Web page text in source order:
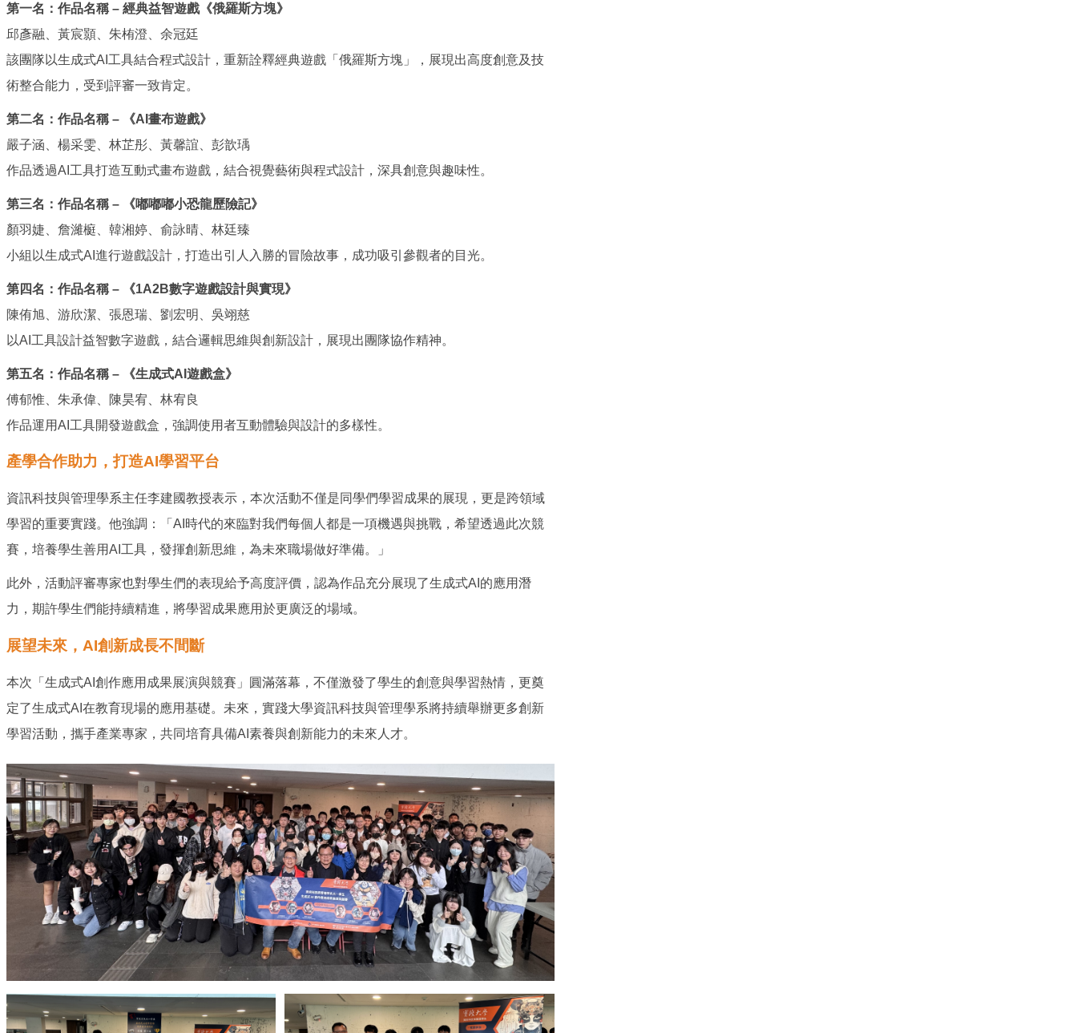
第一名：作品名稱 – 經典益智遊戲《俄羅斯方塊》
邱彥融、黃宸顥、朱栯澄、余冠廷
該團隊以生成式AI工具結合程式設計，重新詮釋經典遊戲「俄羅斯方塊」，展現出高度創意及技
術整合能力，受到評審一致肯定。
第二名：作品名稱 – 《AI畫布遊戲》
嚴子涵、楊采雯、林芷彤、黃馨誼、彭歆瑀
作品透過AI工具打造互動式畫布遊戲，結合視覺藝術與程式設計，深具創意與趣味性。
第三名：作品名稱 – 《嘟嘟嘟小恐龍歷險記》
顏羽婕、詹濰榳、韓湘婷、俞詠晴、林廷臻
小組以生成式AI進行遊戲設計，打造出引人入勝的冒險故事，成功吸引參觀者的目光。
第四名：作品名稱 – 《1A2B數字遊戲設計與實現》
陳侑旭、游欣潔、張恩瑞、劉宏明、吳翊慈
以AI工具設計益智數字遊戲，結合邏輯思維與創新設計，展現出團隊協作精神。
第五名：作品名稱 – 《生成式AI遊戲盒》
傅郁惟、朱承偉、陳昊宥、林宥良
作品運用AI工具開發遊戲盒，強調使用者互動體驗與設計的多樣性。
產學合作助力，打造AI學習平台
資訊科技與管理學系主任李建國教授表示，本次活動不僅是同學們學習成果的展現，更是跨領域
學習的重要實踐。他強調：「AI時代的來臨對我們每個人都是一項機遇與挑戰，希望透過此次競
賽，培養學生善用AI工具，發揮創新思維，為未來職場做好準備。」
此外，活動評審專家也對學生們的表現給予高度評價，認為作品充分展現了生成式AI的應用潛
力，期許學生們能持續精進，將學習成果應用於更廣泛的場域。
展望未來，AI創新成長不間斷
本次「生成式AI創作應用成果展演與競賽」圓滿落幕，不僅激發了學生的創意與學習熱情，更奠
定了生成式AI在教育現場的應用基礎。未來，實踐大學資訊科技與管理學系將持續舉辦更多創新
學習活動，攜手產業專家，共同培育具備AI素養與創新能力的未來人才。